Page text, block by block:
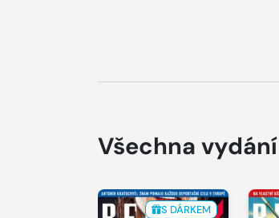
Všechna vydání
S DÁRKEM